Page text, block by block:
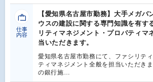
仕事
内容
【愛知県名古屋市勤務】大手メガバ
ウスの建設に関する専門知識を有す
リティマネジメント・プロパティマ
当いただきます。
愛知県名古屋市勤務にて、ファシリテ
ティマネジメント全般を担当いただき
の銀行施…